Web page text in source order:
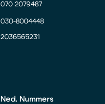
070 2079487
030-8004448
2036565231
Ned. Nummers